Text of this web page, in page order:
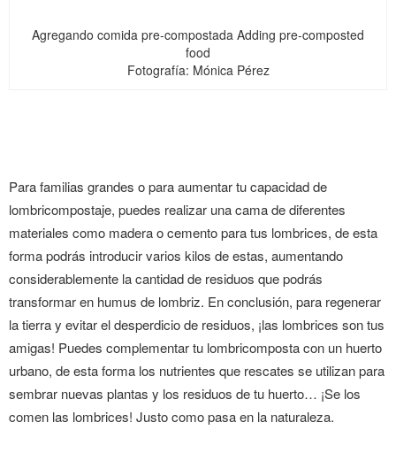
Agregando comida pre-compostada Adding pre-composted
food
Fotografía: Mónica Pérez
Para familias grandes o para aumentar tu capacidad de
lombricompostaje, puedes realizar una cama de diferentes
materiales como madera o cemento para tus lombrices, de esta
forma podrás introducir varios kilos de estas, aumentando
considerablemente la cantidad de residuos que podrás
transformar en humus de lombriz. En conclusión, para regenerar
la tierra y evitar el desperdicio de residuos, ¡las lombrices son tus
amigas! Puedes complementar tu lombricomposta con un huerto
urbano, de esta forma los nutrientes que rescates se utilizan para
sembrar nuevas plantas y los residuos de tu huerto… ¡Se los
comen las lombrices! Justo como pasa en la naturaleza.